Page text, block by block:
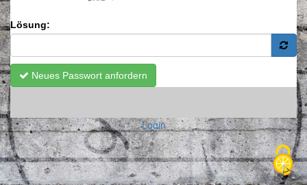
Lösung:
Neues Passwort anfordern
Login